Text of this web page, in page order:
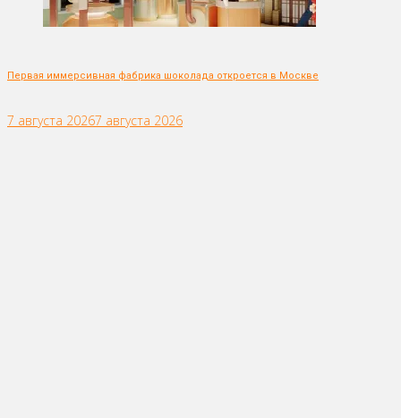
Первая иммерсивная фабрика шоколада откроется в Москве
7 августа 20267 августа 2026